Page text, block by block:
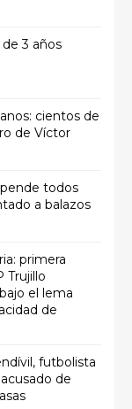
3 años
cientos de
de Víctor
todos
a balazos
primera
Trujillo
el lema
de
futbolista
de